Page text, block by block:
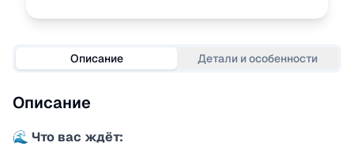
Описание Детали и особенности
Описание
🌊 Что вас ждёт: